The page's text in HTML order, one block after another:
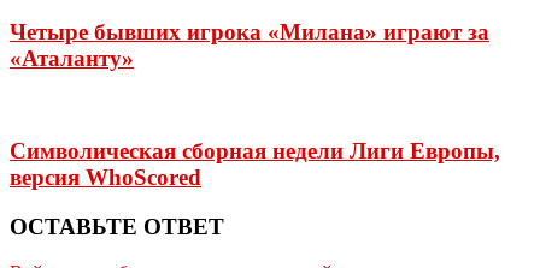
Четыре бывших игрока «Милана» играют за
«Аталанту»
Символическая сборная недели Лиги Европы,
версия WhoScored
ОСТАВЬТЕ ОТВЕТ